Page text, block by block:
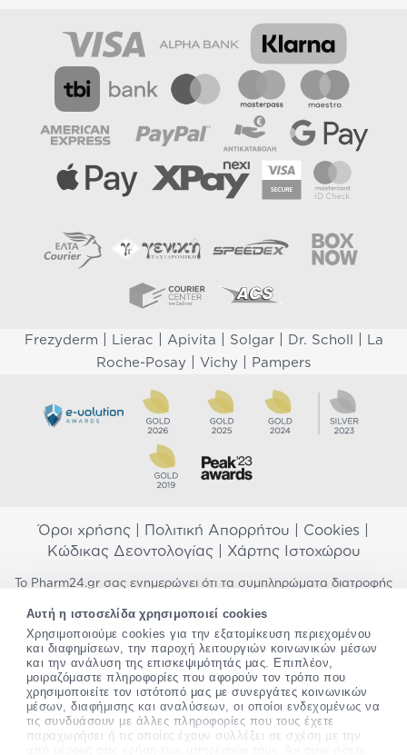
Αυτή η ιστοσελίδα χρησιμοποιεί cookies
Χρησιμοποιούμε cookies για την εξατομίκευση περιεχομένου
και διαφημίσεων, την παροχή λειτουργιών κοινωνικών μέσων
και την ανάλυση της επισκεψιμότητάς μας. Επιπλέον,
μοιραζόμαστε πληροφορίες που αφορούν τον τρόπο που
χρησιμοποιείτε τον ιστότοπό μας με συνεργάτες κοινωνικών
μέσων, διαφήμισης και αναλύσεων, οι οποίοι ενδεχομένως να
τις συνδυάσουν με άλλες πληροφορίες που τους έχετε
παραχωρήσει ή τις οποίες έχουν συλλέξει σε σχέση με την
Frezyderm Lierac Apivita Solgar| Dr. Scholl
La
Roche-Posay
Vichy Pampers
Όροι χρήσης Πολιτική Απορρήτου Cookies
Κώδικας Δεοντολογίας| Χάρτης Ιστοχώρου
Το Pharm24.gr σας ενημερώνει ότι τα συμπληρώματα διατροφής
προορίζονται για την πρόληψη, αγωγή ή θεραπεία ανθρώπινης
νόσου. Συμβουλευτείτε τον γιατρό σας εάν είστε έγκυος,
θηλάζετε, ακολουθείτε παράλληλα φαρμακευτική αγωγή ή
αντιμετωπίζετε προβλήματα υγείας πριν χρησιμοποιήσετε
οποιοδήποτε συμπλήρωμα διατροφής. Προσπαθούμε διαρκώς να
σας παρέχουμε ακριβείς και έγκυρες πληροφορίες. Σε περίπτωση
που έχετε κάποια ερώτηση ή παρατήρηση σχετικά με αυτές,
παρακαλώεπικοινωνήστε μαζί μας.